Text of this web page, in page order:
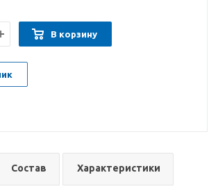
В корзину
Состав Характеристики